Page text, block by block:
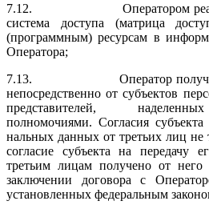
7.12. Оператором
система доступа (матрица
(программным) ресурсам в
Оператора;
7.13. Оператор получает
непосредственно от субъ­ектов
представителей,
полномочиями. Согласия
нальных данных от третьих лиц не
согласие субъекта на передачу
третьим лицам получено от
заключении договора с
установленных федеральным